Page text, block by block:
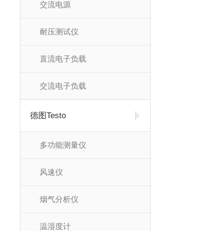
交流电源
耐压测试仪
直流电子负载
交流电子负载
德图Testo
多功能测量仪
风速仪
烟气分析仪
温湿度计